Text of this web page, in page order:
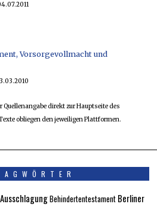
Vorsorgevollmacht und
direkt zur Hauptseite des
obliegen den jeweiligen Plattformen.
AusschlagungBehindertentestament Berliner